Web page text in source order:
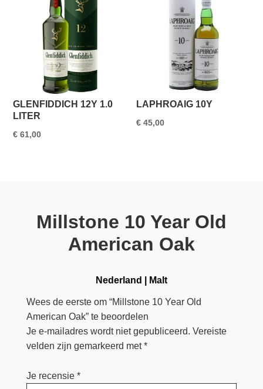
GLENFIDDICH 12Y 1.0
LITER
€ 61,00
LAPHROAIG 10Y
€ 45,00
Millstone 10 Year Old
American Oak
Nederland Malt
Wees de eerste om “Millstone 10 Year Old
American Oak” te beoordelen
Je e-mailadres wordt niet gepubliceerd. Vereiste
velden zijn gemarkeerd met*
Je recensie *